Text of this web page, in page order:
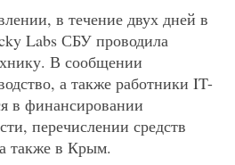
в течение двух дней в
Labs СБУ проводила
В сообщении
а также работники IT-
в финансировании
перечислении средств
также в Крым.